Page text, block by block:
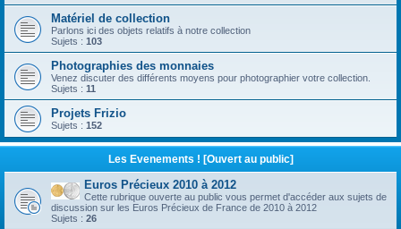
Matériel de collection
Parlons ici des objets relatifs à notre collection
Sujets : 103
Photographies des monnaies
Venez discuter des différents moyens pour photographier votre collection.
Sujets : 11
Projets Frizio
Sujets : 152
Les Evenements ! [Ouvert au public]
Euros Précieux 2010 à 2012
Cette rubrique ouverte au public vous permet d'accéder aux sujets de
discussion sur les Euros Précieux de France de 2010 à 2012
Sujets : 26